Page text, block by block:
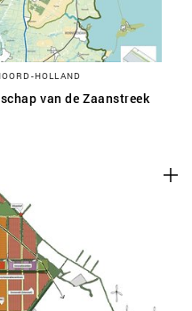
HOLLAND
van de Zaanstreek